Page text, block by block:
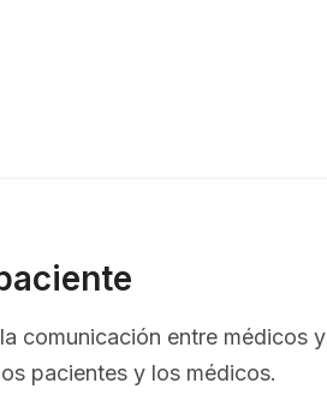
comunicación entre médicos y
pacientes y los médicos.